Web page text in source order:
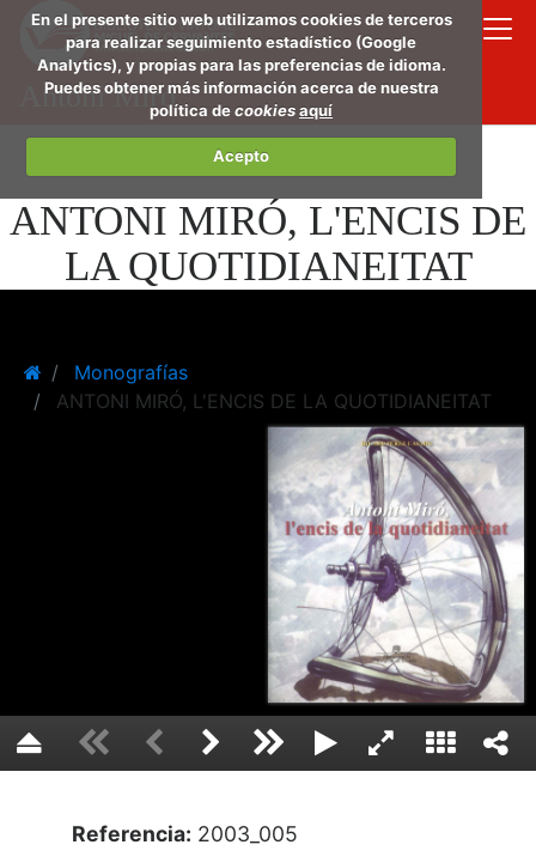
En el presente sitio web utilizamos cookies de terceros
para realizar seguimiento estadístico (Google
Analytics), y propias para las preferencias de idioma.
Puedes obtener más información acerca de nuestra
política decookiesaquí
Acepto
Saltar
al
Antoni Miró
HomeMonografías
ANTONI MIRÓ, L'ENCIS DE LA QUOTIDIANEITAT
ANTONI MIRÓ, L'ENCIS DE
LA QUOTIDIANEITAT
Referencia: 2003_005